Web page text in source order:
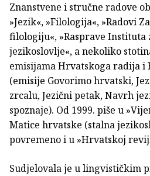
Znanstvene i stručne radove
»Jezik«, »Filologija«, »Radovi
filologiju«, »Rasprave
jezikoslovlje«, a nekoliko
emisijama Hrvatskoga radija i
(emisije Govorimo hrvatski,
zrcalu, Jezični petak, Navrh
spoznaje). Od 1999. piše u
Matice hrvatske (stalna
povremeno i u »Hrvatskoj
Sudjelovala je u lingvističkim